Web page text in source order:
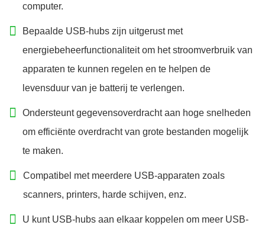
computer.
Bepaalde USB-hubs zijn uitgerust met
energiebeheerfunctionaliteit om het stroomverbruik van
apparaten te kunnen regelen en te helpen de
levensduur van je batterij te verlengen.
Ondersteunt gegevensoverdracht aan hoge snelheden
om efficiënte overdracht van grote bestanden mogelijk
te maken.
Compatibel met meerdere USB-apparaten zoals
scanners, printers, harde schijven, enz.
U kunt USB-hubs aan elkaar koppelen om meer USB-